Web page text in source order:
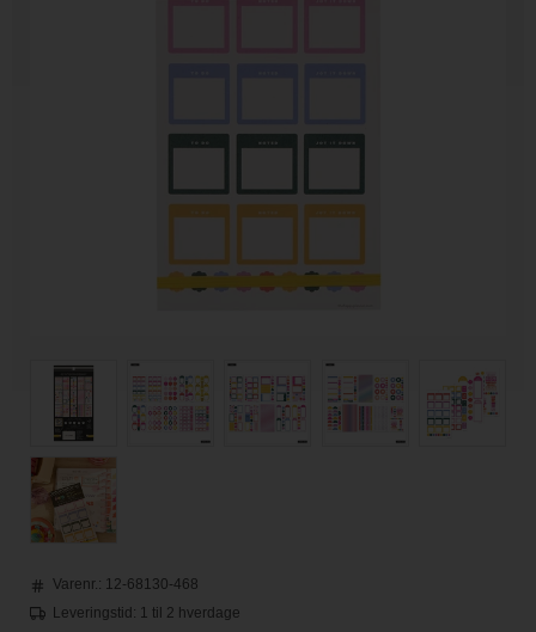
Varenr.: 12-68130-468
Leveringstid: 1 til 2 hverdage